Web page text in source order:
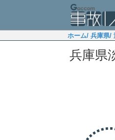
ホーム/ 兵庫県/
兵庫県